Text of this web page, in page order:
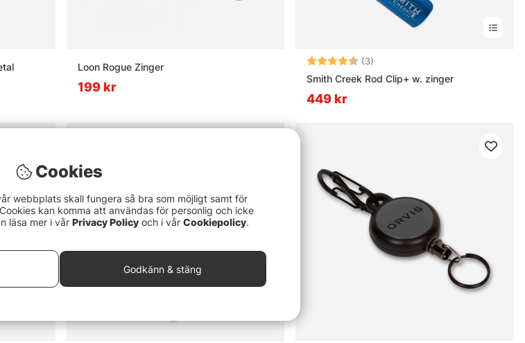
Loon Rogue Zinger
199 kr
Betyg: (3)
Smith Creek Rod Clip+ w. zinger
449 kr
Cookies
webbplats skall fungera så bra som möjligt samt för
kan komma att användas för personlig och icke
läsa mer i vår Privacy Policy och i vår Cookiepolicy.
Godkänn & stäng